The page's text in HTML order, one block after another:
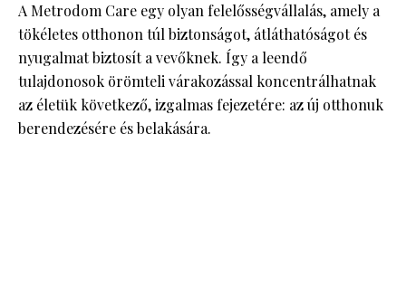
A Metrodom Care egy olyan felelősségvállalás, amely a
tökéletes otthonon túl biztonságot, átláthatóságot és
nyugalmat biztosít a vevőknek. Így a leendő
tulajdonosok örömteli várakozással koncentrálhatnak
az életük következő, izgalmas fejezetére: az új otthonuk
berendezésére és belakására.